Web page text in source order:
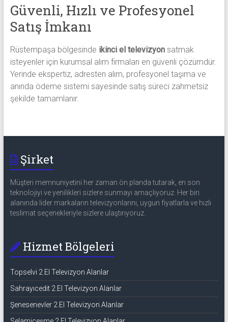
Güvenli, Hızlı ve Profesyonel
Satış İmkanı
Rüstempaşa bölgesinde ikinci el televizyonsatmak
isteyenler için kurumsal alım firmaları en güvenli çözümdür.
Yerinde ekspertiz, adresten alım, profesyonel taşıma ve
anında ödeme sistemi sayesinde satış süreci zahmetsiz
şekilde tamamlanır.
Şirket
Müşteri memnuniyetini her zaman ön planda tutarak, en son
teknolojiyi ve yenilikleri sizlere sunmayı amaçlıyoruz. Her biri
alanında lider markaların televizyonlarını, uygun fiyatlarla ve hızlı
teslimat seçenekleriyle sizlere ulaştırıyoruz.
Hizmet Bölgeleri
Topselvi 2.El Televizyon Alanlar
Sahrayıcedit 2.El Televizyon Alanlar
Şenesenevler 2.El Televizyon Alanlar